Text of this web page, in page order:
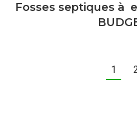
Fosses septiques à
1